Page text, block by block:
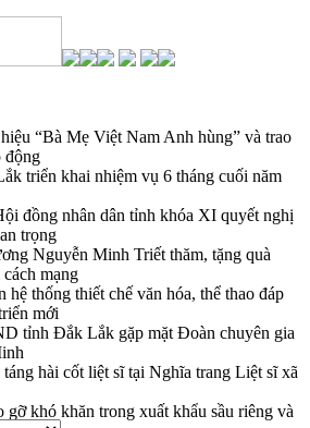
“Bà Mẹ Việt Nam Anh hùng” và trao
động
triển khai nhiệm vụ 6 tháng cuối năm
đồng nhân dân tỉnh khóa XI quyết nghị
trọng
Nguyễn Minh Triết thăm, tặng quà
mạng
hệ thống thiết chế văn hóa, thể thao đáp
mới
tỉnh Đắk Lắk gặp mặt Đoàn chuyên gia
hài cốt liệt sĩ tại Nghĩa trang Liệt sĩ xã
gỡ khó khăn trong xuất khẩu sầu riêng và